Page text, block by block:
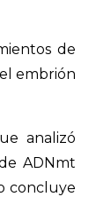
de
embrión
analizó
ADNmt
concluye